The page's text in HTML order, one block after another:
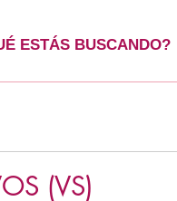
ESTÁS BUSCANDO?
(VS)